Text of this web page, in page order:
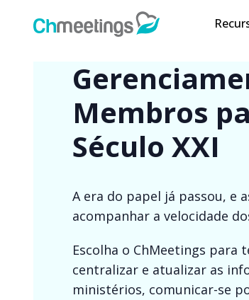
Membros
Século XXI
A era do papel já passou, e
acompanhar a velocidade
Escolha o ChMeetings para
centralizar e atualizar as
ministérios, comunicar-se